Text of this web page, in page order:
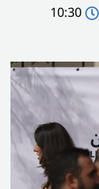
10:30